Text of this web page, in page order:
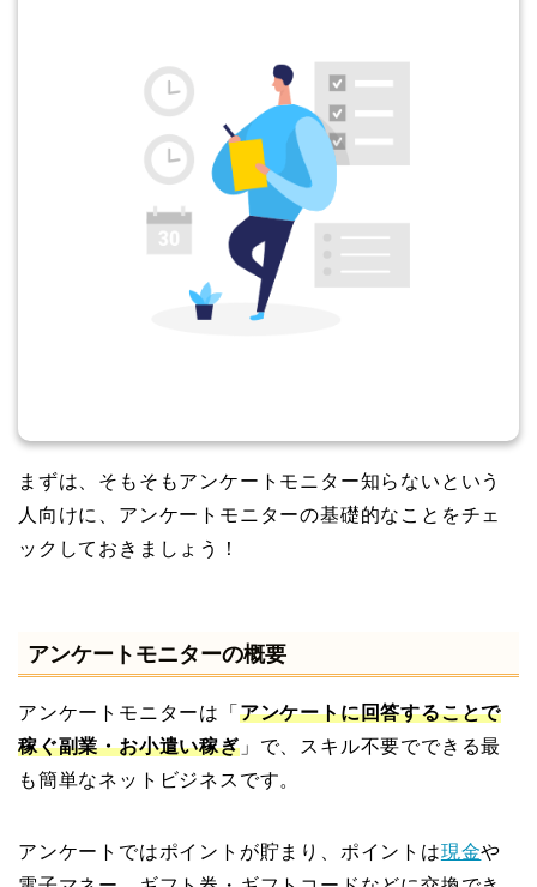
まずは、そもそもアンケートモニター知らないという
人向けに、アンケートモニターの基礎的なことをチェ
ックしておきましょう！
アンケートモニターの概要
アンケートモニターは「 アンケートに回答することで
稼ぐ副業・お小遣い稼ぎ」で、スキル不要でできる最
も簡単なネットビジネスです。
アンケートではポイントが貯まり、ポイントは現金や